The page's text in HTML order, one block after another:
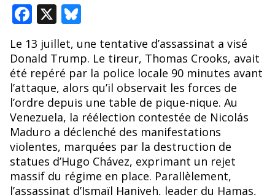
F
ac
e
b
o
o
k
X Bl
e
sk
y
Le 13 juillet, une tentative d’assassinat a visé
Donald Trump. Le tireur, Thomas Crooks, avait
été repéré par la police locale 90 minutes avant
l’attaque, alors qu’il observait les forces de
l’ordre depuis une table de pique-nique. Au
Venezuela, la réélection contestée de Nicolás
Maduro a déclenché des manifestations
violentes, marquées par la destruction de
statues d’Hugo Chávez, exprimant un rejet
massif du régime en place. Parallèlement,
l’assassinat d’Ismaïl Haniyeh, leader du Hamas,